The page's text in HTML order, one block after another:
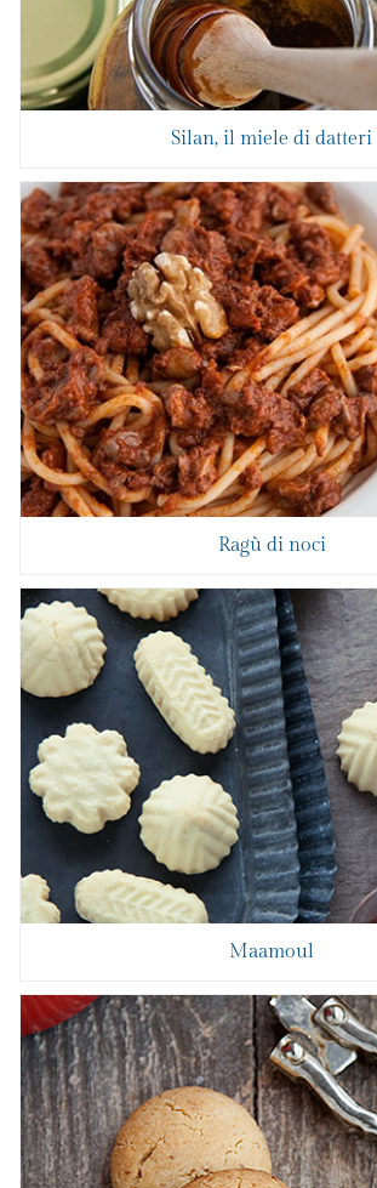
Silan, il miele di datteri
Ragù di noci
Maamoul